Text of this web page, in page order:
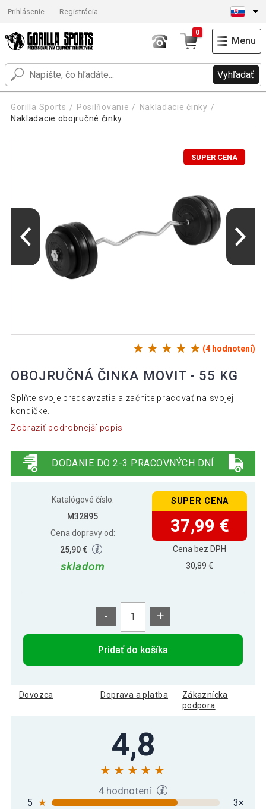
Prihlásenie Registrácia
Vyhľadať
0
Menu
Gorilla Sports Posilňovanie
Nakladacie činky
Nakladacie obojručné činky
SUPER CENA
(4 hodnotení)
OBOJRUČNÁ ČINKA MOVIT - 55 KG
Splňte svoje predsavzatia a začnite pracovať na svojej
kondičke.
Zobraziť podrobnejší popis
DODANIE DO 2-3 PRACOVNÝCH DNÍ
Katalógové číslo:
M32895
Cena dopravy od:
25,90 €
skladom
SUPER CENA
37,99 €
Cena bez DPH
30,89 €
- +
Pridať do košíka
Dovozca Doprava a platba
Zákaznícka
podpora
4,8
4 hodnotení
5 ★
3×